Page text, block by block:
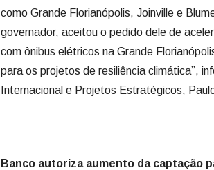
como Grande Florianópolis, Joinville e
governador, aceitou o pedido dele de
com ônibus elétricos na Grande
para os projetos de resiliência climática”,
Internacional e Projetos Estratégicos,
Banco autoriza aumento da captação